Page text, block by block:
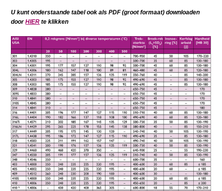
U kunt onderstaande tabel ook als PDF (groot formaat) downloaden
doorHIER te klikken